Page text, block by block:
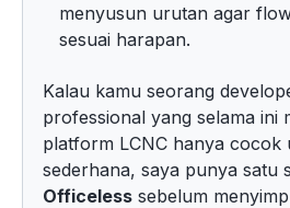
menyusun urutan agar
sesuai harapan.
Kalau kamu seorang
professional yang selama ini
platform LCNC hanya cocok
sederhana, saya punya satu
Officeless sebelum